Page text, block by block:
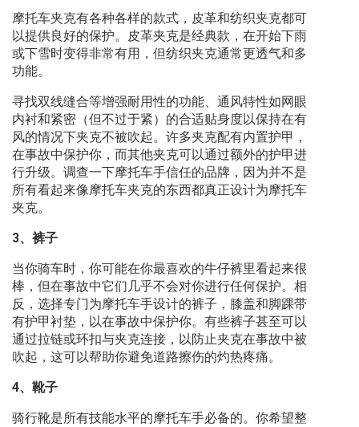
摩托车夹克有各种各样的款式，皮革和纺织夹克都可
以提供良好的保护。皮革夹克是经典款，在开始下雨
或下雪时变得非常有用，但纺织夹克通常更透气和多
功能。
寻找双线缝合等增强耐用性的功能、通风特性如网眼
内衬和紧密（但不过于紧）的合适贴身度以保持在有
风的情况下夹克不被吹起。许多夹克配有内置护甲，
在事故中保护你，而其他夹克可以通过额外的护甲进
行升级。调查一下摩托车手信任的品牌，因为并不是
所有看起来像摩托车夹克的东西都真正设计为摩托车
夹克。
3、裤子
当你骑车时，你可能在你最喜欢的牛仔裤里看起来很
棒，但在事故中它们几乎不会对你进行任何保护。相
反，选择专门为摩托车手设计的裤子，膝盖和脚踝带
有护甲衬垫，以在事故中保护你。有些裤子甚至可以
通过拉链或环扣与夹克连接，以防止夹克在事故中被
吹起，这可以帮助你避免道路擦伤的灼热疼痛。
4、靴子
骑行靴是所有技能水平的摩托车手必备的。你希望整